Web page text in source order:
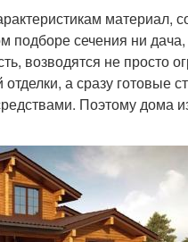
материал,
подборе сечения ни
возводятся не просто
а сразу готовые
Поэтому дома